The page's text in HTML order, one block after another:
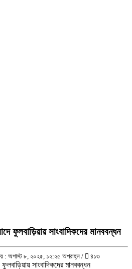
ফুলবাড়িয়ায় সাংবাদিকদের মানববন্ধন
: অগাস্ট ৮, ২০২৫, ১২:২৫ অপরাহ্ন / ৪১৩